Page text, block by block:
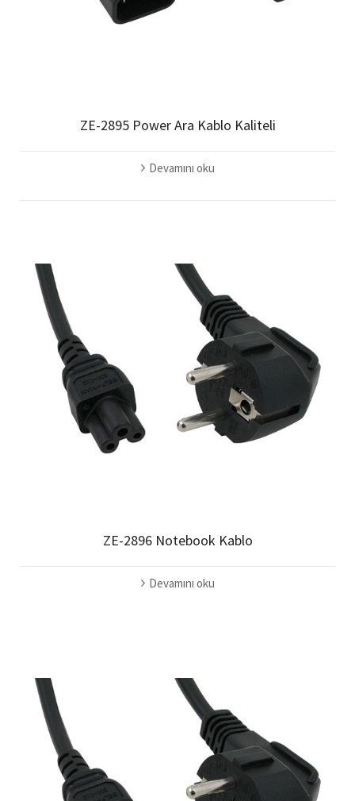
ZE-2895 Power Ara Kablo Kaliteli
Devamını oku
ZE-2896 Notebook Kablo
Devamını oku